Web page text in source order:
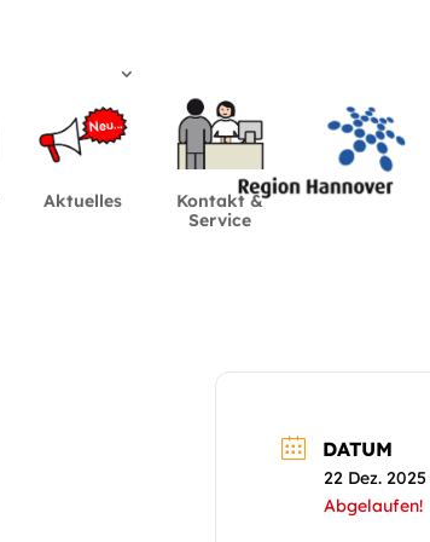
Aktuelles
Kontakt &
Service
DATUM
22 Dez. 2025
Abgelaufen!